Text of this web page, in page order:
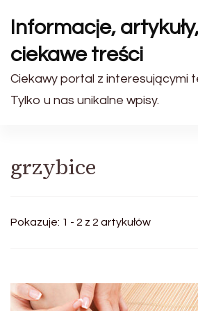
Informacje,
ciekawe treści
Ciekawy portal z interesującymi
Tylko u nas unikalne wpisy.
grzybice
Pokazuje: 1 - 2 z 2 artykułów